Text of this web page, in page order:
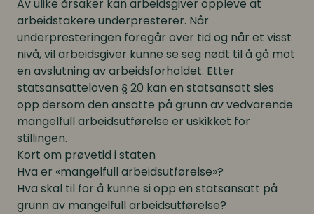
Av ulike årsaker kan arbeidsgiver oppleve at
arbeidstakere underpresterer. Når
underpresteringen foregår over tid og når et visst
nivå, vil arbeidsgiver kunne se seg nødt til å gå mot
en avslutning av arbeidsforholdet. Etter
statsansatteloven § 20 kan en statsansatt sies
opp dersom den ansatte på grunn av vedvarende
mangelfull arbeidsutførelse er uskikket for
stillingen.
Kort om prøvetid i staten
Hva er «mangelfull arbeidsutførelse»?
Hva skal til for å kunne si opp en statsansatt på
grunn av mangelfull arbeidsutførelse?